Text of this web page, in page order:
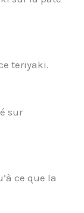
teriyaki.
sur
ce que la